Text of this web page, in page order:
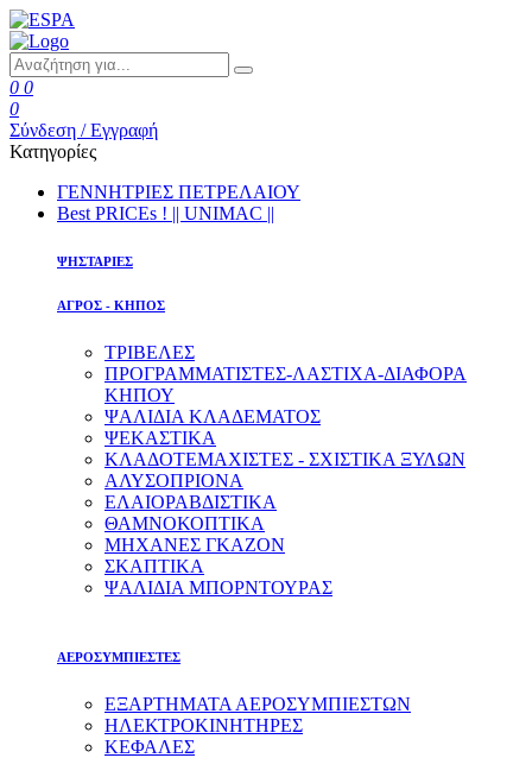
0 0
0
Σύνδεση / Εγγραφή
Κατηγορίες
ΓΕΝΝΗΤΡΙΕΣ ΠΕΤΡΕΛΑΙΟΥ
Best PRICEs ! || UNIMAC ||
ΨΗΣΤΑΡΙΕΣ
ΑΓΡΟΣ - ΚΗΠΟΣ
ΤΡΙΒΕΛΕΣ
ΠΡΟΓΡΑΜΜΑΤΙΣΤΕΣ-ΛΑΣΤΙΧΑ-ΔΙΑΦOΡΑ
ΚΗΠΟΥ
ΨΑΛΙΔΙΑ ΚΛΑΔΕΜΑΤΟΣ
ΨΕΚΑΣΤΙΚΑ
ΚΛΑΔΟΤΕΜΑΧΙΣΤΕΣ - ΣΧΙΣΤΙΚΑ ΞΥΛΩΝ
ΑΛΥΣΟΠΡΙΟΝΑ
ΕΛΑΙΟΡΑΒΔΙΣΤΙΚΑ
ΘΑΜΝΟΚΟΠΤΙΚΑ
ΜΗΧΑΝΕΣ ΓΚΑΖΟΝ
ΣΚΑΠΤΙΚΑ
ΨΑΛΙΔΙΑ ΜΠΟΡΝΤΟΥΡΑΣ
ΑΕΡΟΣΥΜΠΙΕΣΤΕΣ
ΕΞΑΡΤΗΜΑΤΑ ΑΕΡΟΣΥΜΠΙΕΣΤΩΝ
ΗΛΕΚΤΡΟΚΙΝΗΤΗΡΕΣ
ΚΕΦΑΛΕΣ